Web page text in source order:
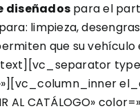
diseñados para el
para: limpieza,
que su vehículo
CATÁLOGO»